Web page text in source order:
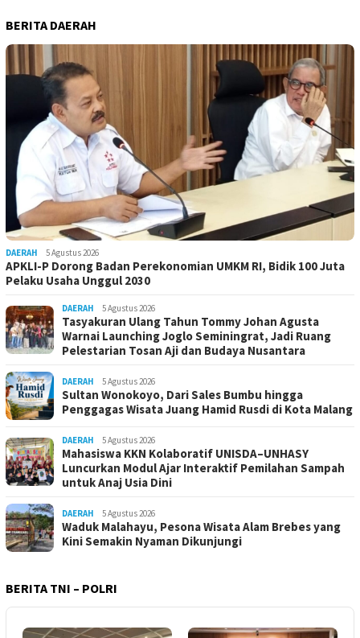
BERITA DAERAH
DAERAH 5 Agustus 2026
APKLI-P Dorong Badan Perekonomian UMKM RI, Bidik 100 Juta
Pelaku Usaha Unggul 2030
DAERAH 5 Agustus 2026
Tasyakuran Ulang Tahun Tommy Johan Agusta
Warnai Launching Joglo Seminingrat, Jadi Ruang
Pelestarian Tosan Aji dan Budaya Nusantara
DAERAH 5 Agustus 2026
Sultan Wonokoyo, Dari Sales Bumbu hingga
Penggagas Wisata Juang Hamid Rusdi di Kota Malang
DAERAH 5 Agustus 2026
Mahasiswa KKN Kolaboratif UNISDA–UNHASY
Luncurkan Modul Ajar Interaktif Pemilahan Sampah
untuk Anaj Usia Dini
DAERAH 5 Agustus 2026
Waduk Malahayu, Pesona Wisata Alam Brebes yang
Kini Semakin Nyaman Dikunjungi
BERITA TNI – POLRI